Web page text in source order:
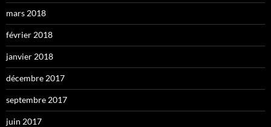
mars 2018
février 2018
janvier 2018
décembre 2017
septembre 2017
juin 2017